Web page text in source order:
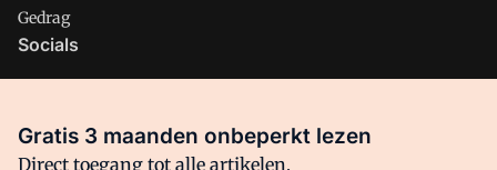
Gedrag
Socials
Facebook
Gratis 3 maanden onbeperkt lezen
Direct toegang tot alle artikelen,